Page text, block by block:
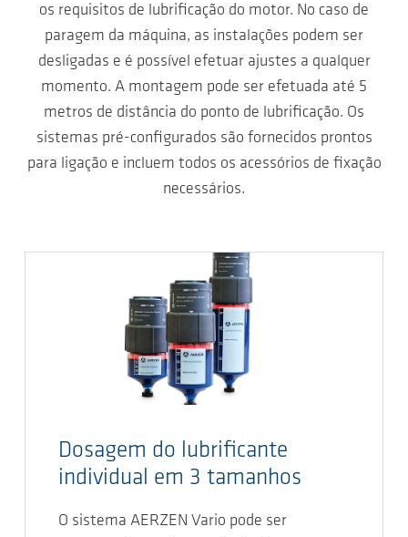
os requisitos de lubrificação do motor. No caso de
paragem da máquina, as instalações podem ser
desligadas e é possível efetuar ajustes a qualquer
momento. A montagem pode ser efetuada até 5
metros de distância do ponto de lubrificação. Os
sistemas pré-configurados são fornecidos prontos
para ligação e incluem todos os acessórios de fixação
necessários.
Dosagem do lubrificante
individual em 3 tamanhos
O sistema AERZEN Vario pode ser